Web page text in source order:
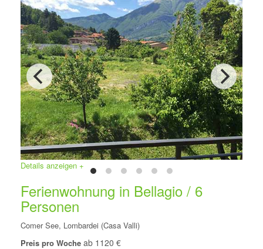
Details anzeigen +
Ferienwohnung in Bellagio / 6
Personen
Comer See, Lombardei (Casa Valli)
Preis pro Woche ab 1120 €